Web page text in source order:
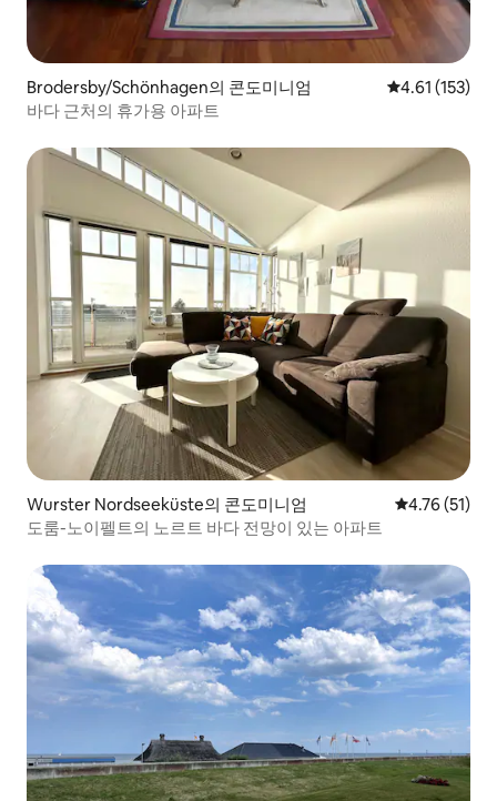
Brodersby/Schönhagen의 콘도미니엄 평점 4.61점(5
4.61 (153)
바다 근처의 휴가용 아파트
Wurster Nordseeküste의 콘도미니엄 평점 4.76점
4.76 (51)
도룸-노이펠트의 노르트 바다 전망이 있는 아파트